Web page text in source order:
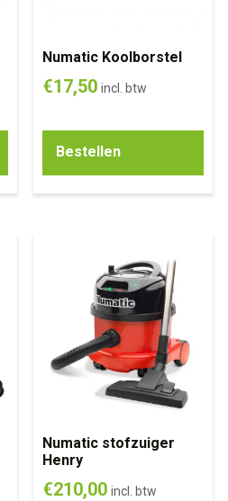
Numatic Koolborstel
€17,50 incl. btw
Bestellen
Numatic stofzuiger
Henry
€210,00 incl. btw